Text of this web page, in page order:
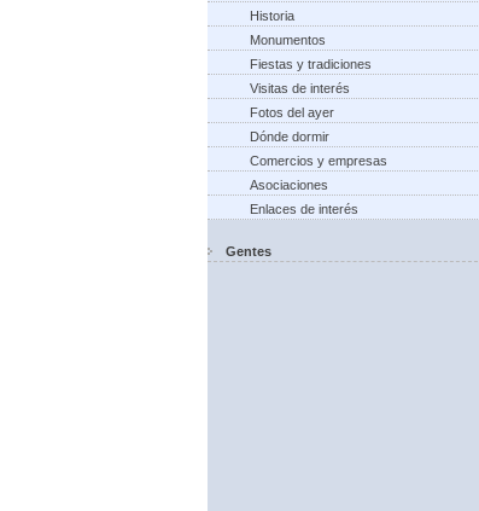
Historia
Monumentos
Fiestas y tradiciones
Visitas de interés
Fotos del ayer
Dónde dormir
Comercios y empresas
Asociaciones
Enlaces de interés
Gentes